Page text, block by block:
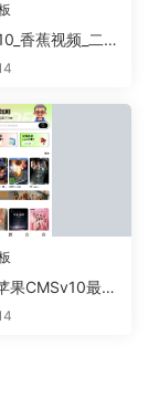
香蕉视频_二开
站源码模板
果CMSv10最新